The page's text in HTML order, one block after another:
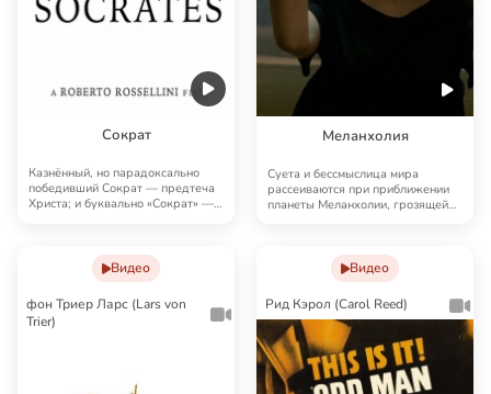
Сократ
Казнённый, но парадоксально
победивший Сократ — предтеча
Христа; и буквально «Сократ» —
Меланхолия
Суета и бессмыслица мира
рассеиваются при приближении
планеты Меланхолии, грозящей
Видео
фон Триер Ларс (Lars von
Trier)
Видео
Рид Кэрол (Carol Reed)